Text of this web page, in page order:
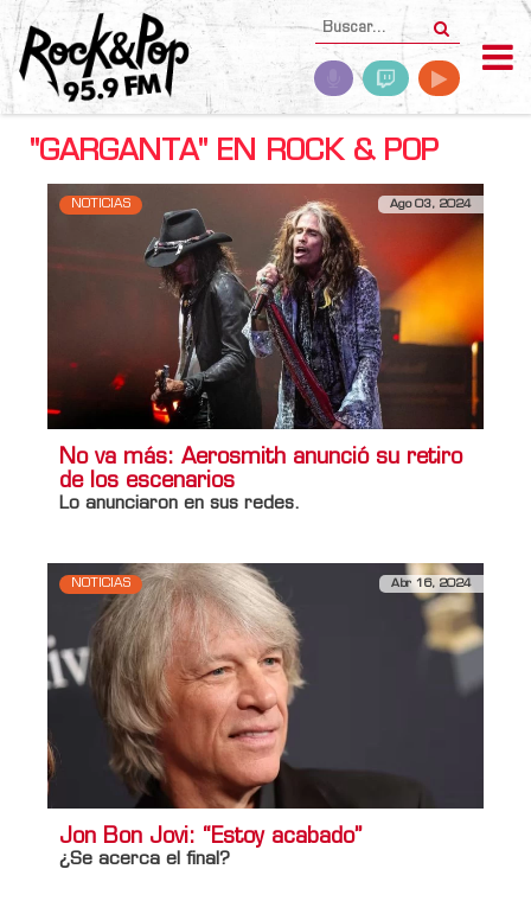
"GARGANTA" EN ROCK & POP
NOTICIAS Ago 03, 2024
No va más: Aerosmith anunció su retiro
de los escenarios
Lo anunciaron en sus redes.
NOTICIAS Abr 16, 2024
Jon Bon Jovi: “Estoy acabado”
¿Se acerca el final?